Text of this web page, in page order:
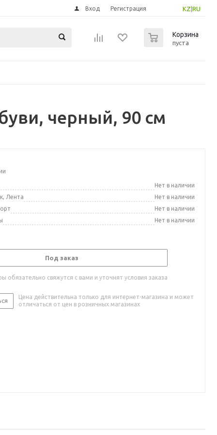
KZ RU
Вход Регистрация
Корзина
пуста
черный, 90 см
Нет в наличии
Лента
Нет в наличии
Нет в наличии
Нет в наличии
Под заказ
обязательно свяжутся с вами и уточнят условия заказа
Цена действительна только для интернет-магазина и может
отличаться от цен в розничных магазинах